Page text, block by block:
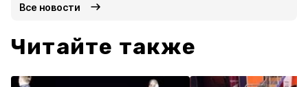
Все новости
Читайте также